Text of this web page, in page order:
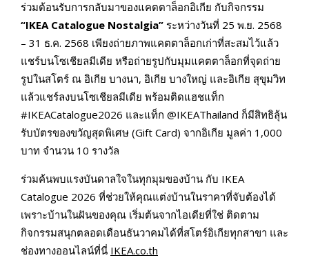
ร่วมต้อนรับการกลับมาของแคตตาล็อกอิเกีย กับกิจกรรม
“IKEA Catalogue Nostalgia” ระหว่างวันที่ 25 พ.ย. 2568
– 31 ธ.ค. 2568 เพียงถ่ายภาพแคตตาล็อกเก่าที่สะสมไว้แล้ว
แชร์บนโซเชียลมีเดีย หรือถ่ายรูปกับมุมแคตตาล็อกที่จุดถ่าย
รูปในสโตร์ ณ อิเกีย บางนา, อิเกีย บางใหญ่ และอิเกีย สุขุมวิท
แล้วแชร์ลงบนโซเชียลมีเดีย พร้อมติดแฮชแท็ก
#IKEACatalogue2026 และแท็ก @IKEAThailand ก็มีสิทธิลุ้น
รับบัตรของขวัญสุดพิเศษ (Gift Card) จากอิเกีย มูลค่า 1,000
บาท จำนวน 10 รางวัล
ร่วมค้นพบแรงบันดาลใจในทุกมุมของบ้าน กับ IKEA
Catalogue 2026 ที่ช่วยให้คุณแต่งบ้านในราคาที่จับต้องได้
เพราะบ้านในฝันของคุณ เริ่มต้นจากไอเดียที่ใช่ ติดตาม
กิจกรรมสนุกตลอดเดือนธันวาคมได้ที่สโตร์อิเกียทุกสาขา และ
ช่องทางออนไลน์ที่นี่ IKEA.co.th